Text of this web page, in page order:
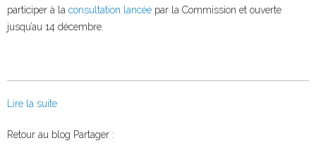
participer à la consultation lancée par la Commission et ouverte
jusqu’au 14 décembre.
Lire la suite
Retour au blog Partager :